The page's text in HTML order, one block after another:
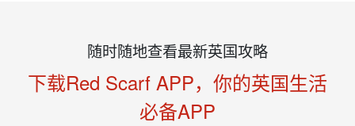
随时随地查看最新英国攻略
下载Red Scarf APP，你的英国生活
必备APP